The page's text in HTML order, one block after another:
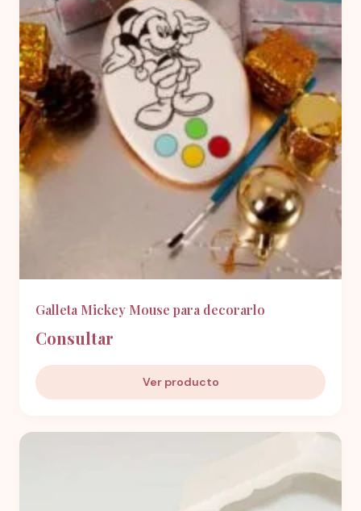
Galleta Mickey Mouse para decorarlo
Consultar
Ver producto